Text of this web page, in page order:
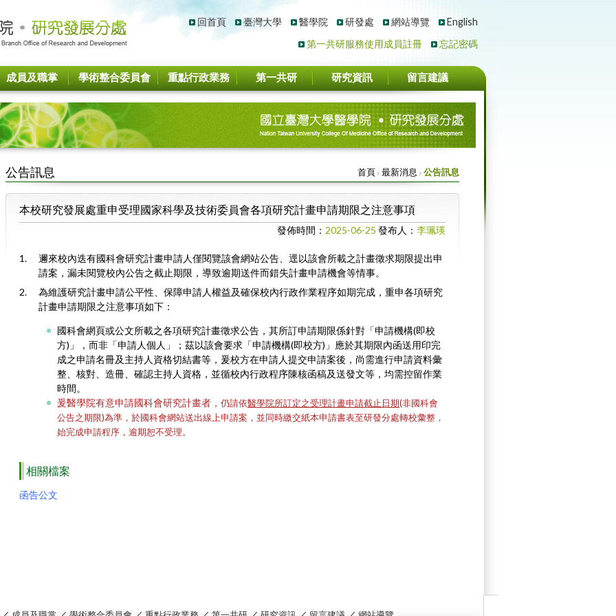
回首頁 臺灣大學 醫學院 研發處 網站導覽
English
第一共研服務使用成員註冊
忘記密碼
成員及職掌 學術整合委員會 重點行政業務 第一共研 研究資訊 留言建議
首頁 最新消息 公告訊息
公告訊息
本校研究發展處重申受理國家科學及技術委員會各項研究計畫申請期限之注意事項
發佈時間： 2025-06-25 發布人： 李珮瑛
邇來校內迭有國科會研究計畫申請人僅閱覽該會網站公告、逕以該會所載之計畫徵求期限提出申
請案，漏未閱覽校內公告之截止期限，導致逾期送件而錯失計畫申請機會等情事。
為維護研究計畫申請公平性、保障申請人權益及確保校內行政作業程序如期完成，重申各項研究
計畫申請期限之注意事項如下：
國科會網頁或公文所載之各項研究計畫徵求公告，其所訂申請期限係針對「申請機構(即校
方)」，而非「申請人個人」；茲以該會要求「申請機構(即校方)」應於其期限內函送用印完
成之申請名冊及主持人資格切結書等，爰校方在申請人提交申請案後，尚需進行申請資料彙
整、核對、造冊、確認主持人資格，並循校內行政程序陳核函稿及送發文等，均需控留作業
時間。
爰醫學院有意申請國科會研究計畫者， 仍請依醫學院所訂定之受理計畫申請截止日期(非國科會
公告之期限)為準，於國科會網站送出線上申請案，並同時繳交紙本申請書表至研發分處轉校彙整，
始完成申請程序，逾期恕不受理。
相關檔案
函告公文